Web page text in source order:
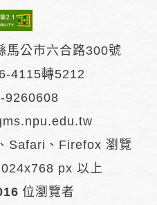
馬公市六合路300號
4115轉5212
9260608
Safari、Firefox 瀏覽
px 以上
位瀏覽者